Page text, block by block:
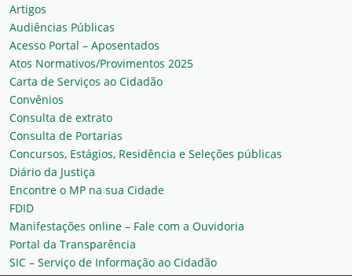
Artigos
Audiências Públicas
Acesso Portal – Aposentados
Atos Normativos/Provimentos 2025
Carta de Serviços ao Cidadão
Convênios
Consulta de extrato
Consulta de Portarias
Concursos, Estágios, Residência e Seleções públicas
Diário da Justiça
Encontre o MP na sua Cidade
FDID
Manifestações online – Fale com a Ouvidoria
Portal da Transparência
SIC – Serviço de Informação ao Cidadão